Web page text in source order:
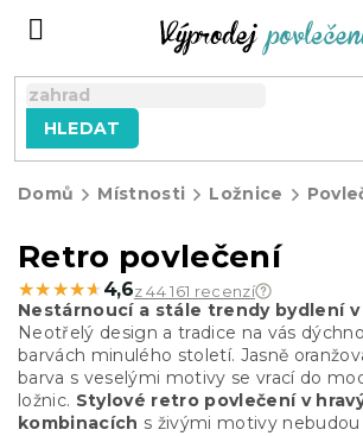
HLEDAT
Domů Místnosti Ložnice
Retro povlečení
★★★★★
★★★★★ 4,6z 44 161 recenzí
Nestárnoucí a stále trendy bydlení
Neotřelý design a tradice na vás
barvách minulého století. Jasně
barva s veselými motivy se vrací do
ložnic. Stylové retro povlečení v
kombinacích s živými motivy